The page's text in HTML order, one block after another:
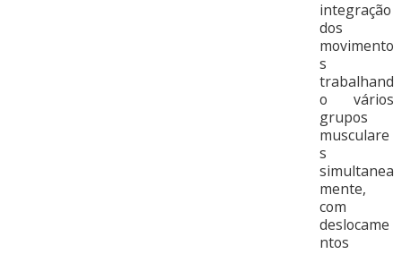
integração
dos
movimento
s
trabalhand
o vários
grupos
musculare
s
simultanea
mente,
com
deslocame
ntos